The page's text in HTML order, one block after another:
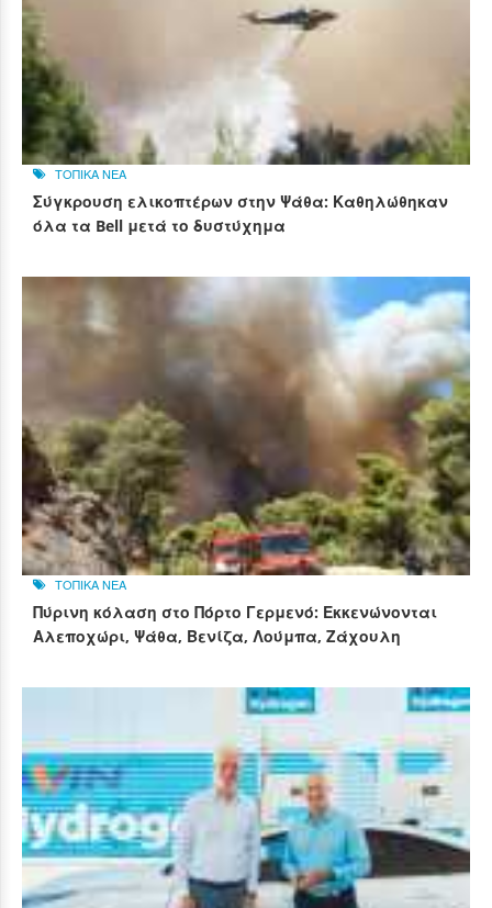
ΤΟΠΙΚΑ ΝΕΑ
Σύγκρουση ελικοπτέρων στην Ψάθα: Καθηλώθηκαν
όλα τα Bell μετά το δυστύχημα
ΤΟΠΙΚΑ ΝΕΑ
Πύρινη κόλαση στο Πόρτο Γερμενό: Εκκενώνονται
Αλεποχώρι, Ψάθα, Βενίζα, Λούμπα, Ζάχουλη